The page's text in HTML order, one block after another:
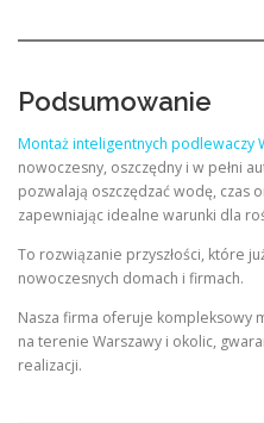
Podsumowanie
Montaż inteligentnych podlewaczy
nowoczesny, oszczędny i w pełni
pozwalają oszczędzać wodę, czas
zapewniając idealne warunki dla
To rozwiązanie przyszłości, które
nowoczesnych domach i firmach.
Nasza firma oferuje kompleksowy
na terenie Warszawy i okolic,
realizacji.